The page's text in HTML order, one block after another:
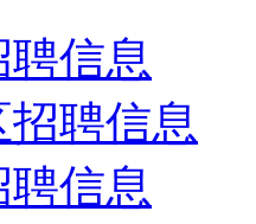
信息
聘信息
信息